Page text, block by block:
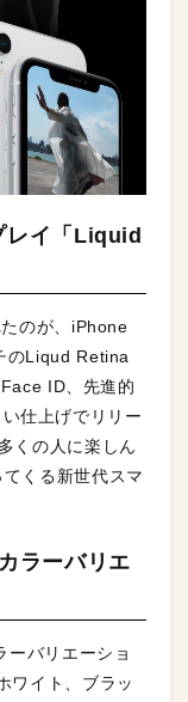
レイ「Liquid
のが、iPhone
のLiqud Retina
ID、先進的
仕上げでリリー
くの人に楽しん
くる新世代スマ
ラーバリエ
ーバリエーショ
ワイト、ブラッ